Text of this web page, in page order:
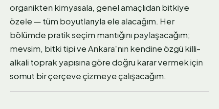
organikten kimyasala, genel amaçlıdan bitkiye
özele — tüm boyutlarıyla ele alacağım. Her
bölümde pratik seçim mantığını paylaşacağım;
mevsim, bitki tipi ve Ankara'nın kendine özgü killi-
alkali toprak yapısına göre doğru karar vermek için
somut bir çerçeve çizmeye çalışacağım.